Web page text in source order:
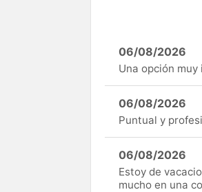
06/08/2026
Una opción
06/08/2026
Puntual y
06/08/2026
Estoy de
mucho en una